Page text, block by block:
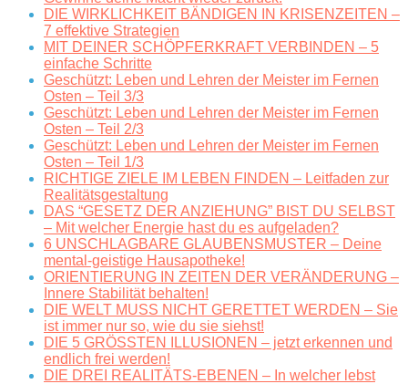
DIE WIRKLICHKEIT BÄNDIGEN IN KRISENZEITEN –
7 effektive Strategien
MIT DEINER SCHÖPFERKRAFT VERBINDEN – 5
einfache Schritte
Geschützt: Leben und Lehren der Meister im Fernen
Osten – Teil 3/3
Geschützt: Leben und Lehren der Meister im Fernen
Osten – Teil 2/3
Geschützt: Leben und Lehren der Meister im Fernen
Osten – Teil 1/3
RICHTIGE ZIELE IM LEBEN FINDEN – Leitfaden zur
Realitätsgestaltung
DAS “GESETZ DER ANZIEHUNG” BIST DU SELBST
– Mit welcher Energie hast du es aufgeladen?
6 UNSCHLAGBARE GLAUBENSMUSTER – Deine
mental-geistige Hausapotheke!
ORIENTIERUNG IN ZEITEN DER VERÄNDERUNG –
Innere Stabilität behalten!
DIE WELT MUSS NICHT GERETTET WERDEN – Sie
ist immer nur so, wie du sie siehst!
DIE 5 GRÖSSTEN ILLUSIONEN – jetzt erkennen und
endlich frei werden!
DIE DREI REALITÄTS-EBENEN – In welcher lebst